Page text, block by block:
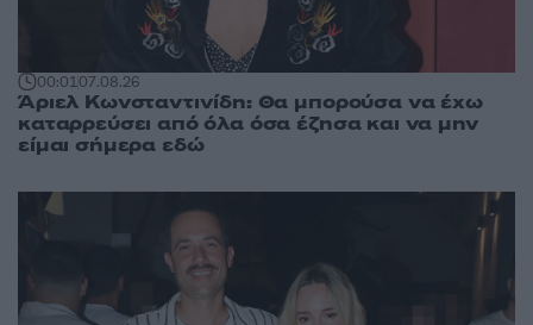
00:0107.08.26
Άριελ Κωνσταντινίδη: Θα μπορούσα να έχω
καταρρεύσει από όλα όσα έζησα και να μην
είμαι σήμερα εδώ